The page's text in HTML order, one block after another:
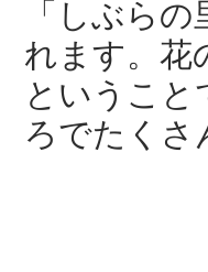
「しぶら
れます。花
ということ
ろでたくさ